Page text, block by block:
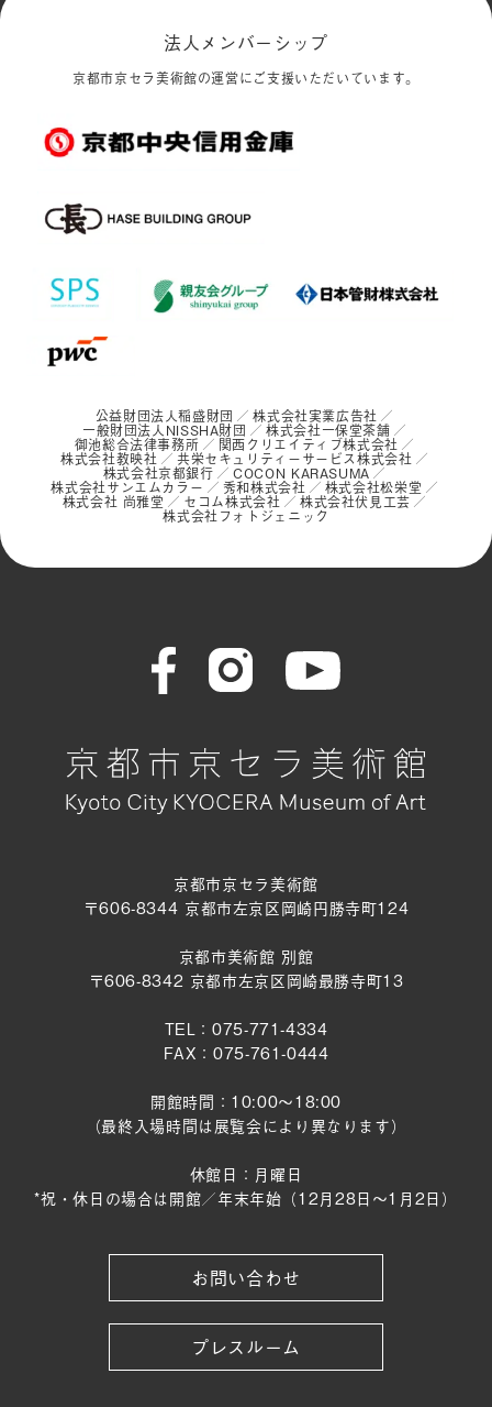
法人メンバーシップ
京都市京セラ美術館の運営にご支援いただいています。
公益財団法人稲盛財団 株式会社実業広告社
一般財団法人NISSHA財団 株式会社一保堂茶舗
御池総合法律事務所 関西クリエイティブ株式会社
株式会社教映社 共栄セキュリティーサービス株式会社
株式会社京都銀行 COCON KARASUMA
株式会社サンエムカラー 秀和株式会社 株式会社松栄堂
株式会社 尚雅堂 セコム株式会社 株式会社伏見工芸
株式会社フォトジェニック
京都市京セラ美術館
〒606-8344 京都市左京区岡崎円勝寺町124
京都市美術館 別館
〒606-8342 京都市左京区岡崎最勝寺町13
TEL：075-771-4334
FAX：075-761-0444
開館時間：10:00～18:00
（最終入場時間は展覧会により異なります）
休館日：月曜日
*祝・休日の場合は開館／年末年始（12月28日〜1月2日）
お問い合わせ
プレスルーム